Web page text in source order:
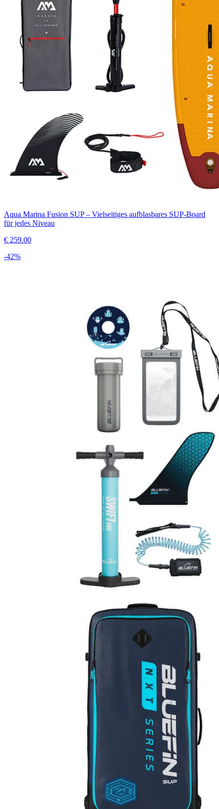
Aqua Marina Fusion SUP – Vielseitiges aufblasbares SUP-Board
für jedes Niveau
€ 259.00
-42%